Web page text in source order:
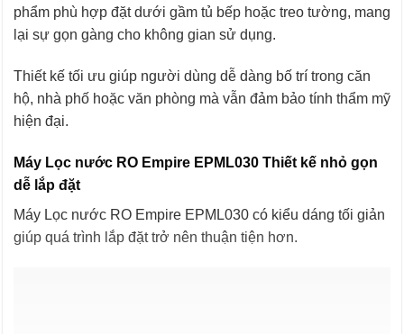
phẩm phù hợp đặt dưới gầm tủ bếp hoặc treo tường, mang
lại sự gọn gàng cho không gian sử dụng.
Thiết kế tối ưu giúp người dùng dễ dàng bố trí trong căn
hộ, nhà phố hoặc văn phòng mà vẫn đảm bảo tính thẩm mỹ
hiện đại.
Máy Lọc nước RO Empire EPML030 Thiết kế nhỏ gọn
dễ lắp đặt
Máy Lọc nước RO Empire EPML030 có kiểu dáng tối giản
giúp quá trình lắp đặt trở nên thuận tiện hơn.